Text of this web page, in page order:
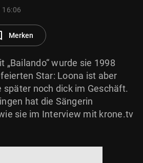
& Co KG 2026
Merken
„Bailando“ wurde sie 1998
Star: Loona ist aber
später noch dick im Geschäft.
hat die Sängerin
sie im Interview mit krone.tv